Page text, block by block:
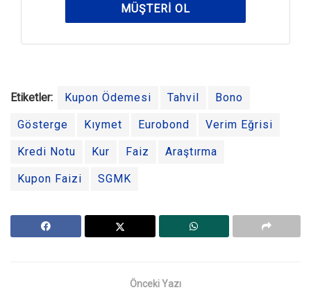
MÜŞTERI OL
Etiketler: Kupon Ödemesi Tahvil Bono
Gösterge Kıymet Eurobond Verim Eğrisi
Kredi Notu Kur Faiz Araştırma
Kupon Faizi SGMK
Önceki Yazı